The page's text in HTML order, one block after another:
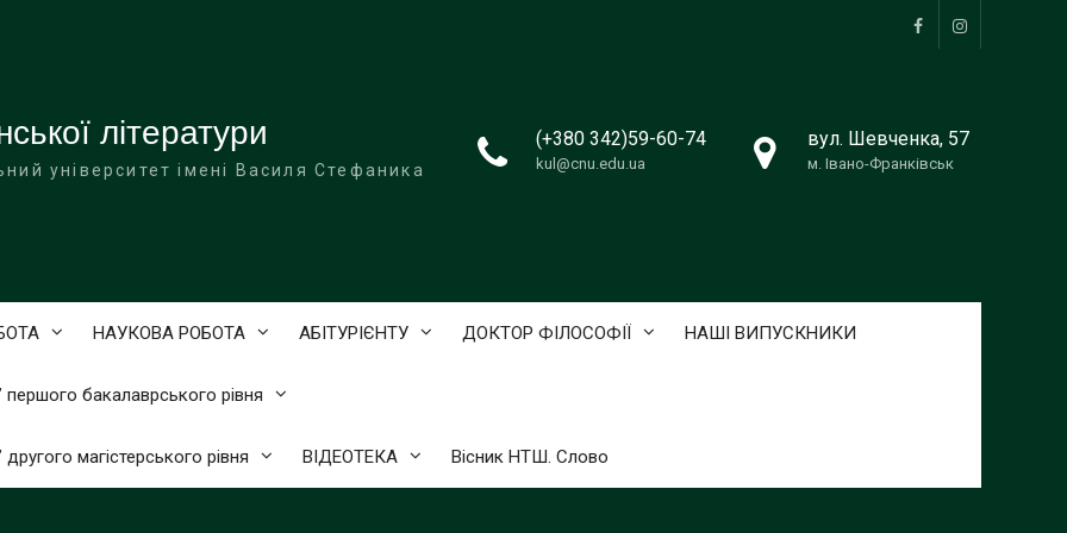
FacebookInstagram
літератури
університет імені Василя Стефаника
(+380 342)59-60-74
kul@cnu.edu.ua
вул. Шевченка, 57
м. Івано-Франківськ
НАУКОВА РОБОТА АБІТУРІЄНТУ ДОКТОР ФІЛОСОФІЇ НАШІ ВИПУСКНИКИ
першого бакалаврського рівня
магістерського рівня ВІДЕОТЕКА Вісник НТШ. Слово